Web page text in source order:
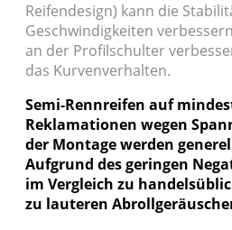
Reifendesign) kann die
Geschwindigkeiten
an der Profilschulter
das Kurvenverhalten.
Semi-Rennreifen auf
Reklamationen wegen
der Montage werden
Aufgrund des geringen
im Vergleich zu
zu lauteren